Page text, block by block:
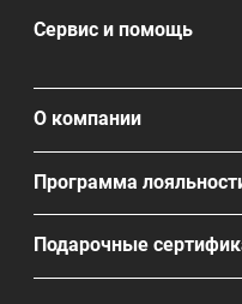
Сервис и помощь
О компании
Программа
Подарочные